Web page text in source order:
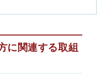
に関連する取組